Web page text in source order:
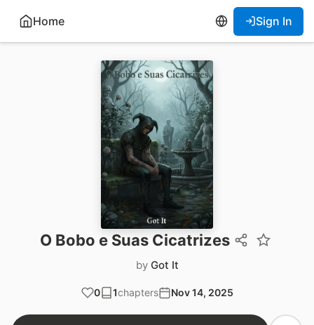
Home Sign In
O Bobo e Suas Cicatrizes
by Got It
0 1chapters Nov 14, 2025